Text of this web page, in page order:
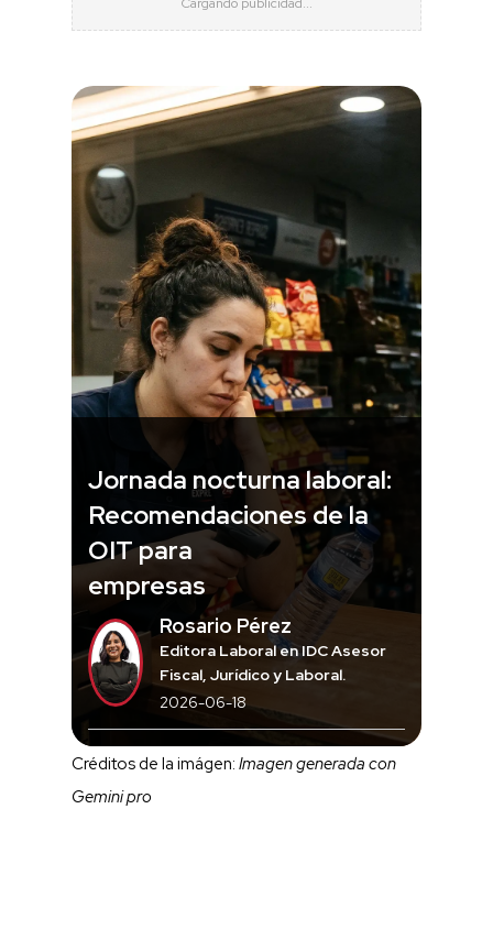
Jornada nocturna laboral:
Recomendaciones de la
OIT para
empresas
Rosario Pérez
Editora Laboral en IDC Asesor
Fiscal, Jurídico y Laboral.
2026-06-18
Créditos de la imágen: Imagen generada con
Gemini pro